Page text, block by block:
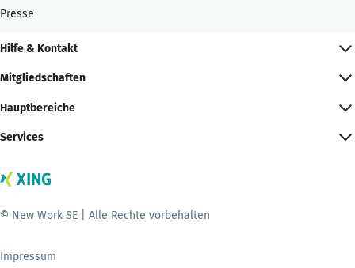
Presse
Hilfe & Kontakt
Mitgliedschaften
Hauptbereiche
Services
© New Work SE | Alle Rechte vorbehalten
Impressum